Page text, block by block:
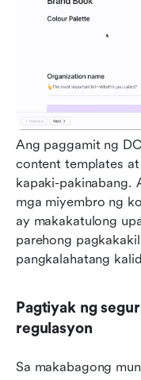
Ang paggamit ng
content templates
kapaki-pakinabang.
mga miyembro ng
ay makakatulong
parehong
pangkalahatang
Pagtiyak ng
regulasyon
Sa makabagong